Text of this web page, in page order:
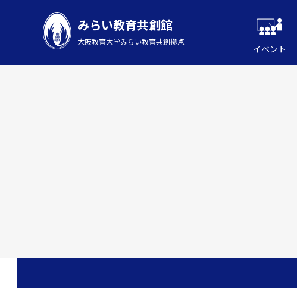
みらい教育共創館
大阪教育大学みらい教育共創拠点
イベント